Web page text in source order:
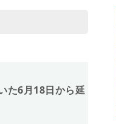
た6月18日から延